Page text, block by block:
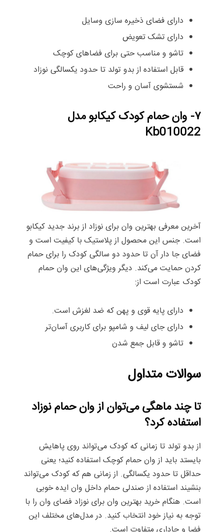
دارای فضای ذخیره سازی وسایل
دارای تشک تعویض
تاشو و مناسب حتی برای فضاهای کوچک
قابل استفاده از بدو تولد تا حدود یکسالگی نوزاد
شستشوی آسان و راحت
۷- وان حمام کودک کیکابو مدل
Kb010022
آخرین معرفی بهترین وان برای نوزاد از برند جدید کیکابو
است. جنس این محصول از پلاستیک با کیفیت است و
فضای جا دار آن تا حدود دو سالگی کودک را برای حمام
کردن حمایت می‌کند. دیگر ویژگی‌های این وان حمام
کودک عبارت است از:
دارای پایه قوی و پهن که ضد لغزش است.
دارای جای لیف و شامپو برای کاربری آسان‌تر
تاشو و قابل جمع شدن
سوالات متداول
تا چند ماهگی می‌توان از وان حمام نوزاد
استفاده کرد؟
از بدو تولد تا زمانی که کودک می‌تواند روی پاهایش
بایستد باید از وان حمام کوچک استفاده کنید؛ یعنی
حداقل تا حدود یکسالگی. از زمانی هم که کودک می‌تواند
بنشیند استفاده از صندلی حمام داخل وان ایده خوبی
است. هنگام خرید بهترین وان برای نوزاد فضای وان را با
توجه به نیاز خود انتخاب کنید. در مدل‌های مختلف این